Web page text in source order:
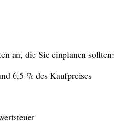
an, die Sie einplanen sollten:
6,5 % des Kaufpreises